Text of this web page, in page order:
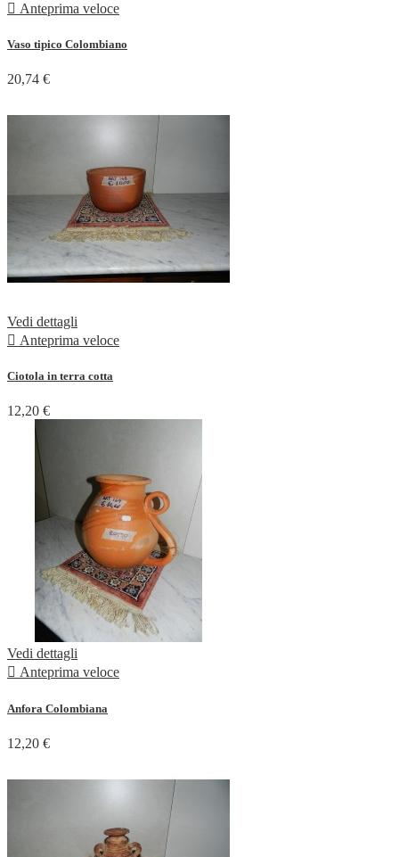
 Anteprima veloce
Vaso tipico Colombiano
20,74 €
Vedi dettagli
 Anteprima veloce
Ciotola in terra cotta
12,20 €
Vedi dettagli
 Anteprima veloce
Anfora Colombiana
12,20 €